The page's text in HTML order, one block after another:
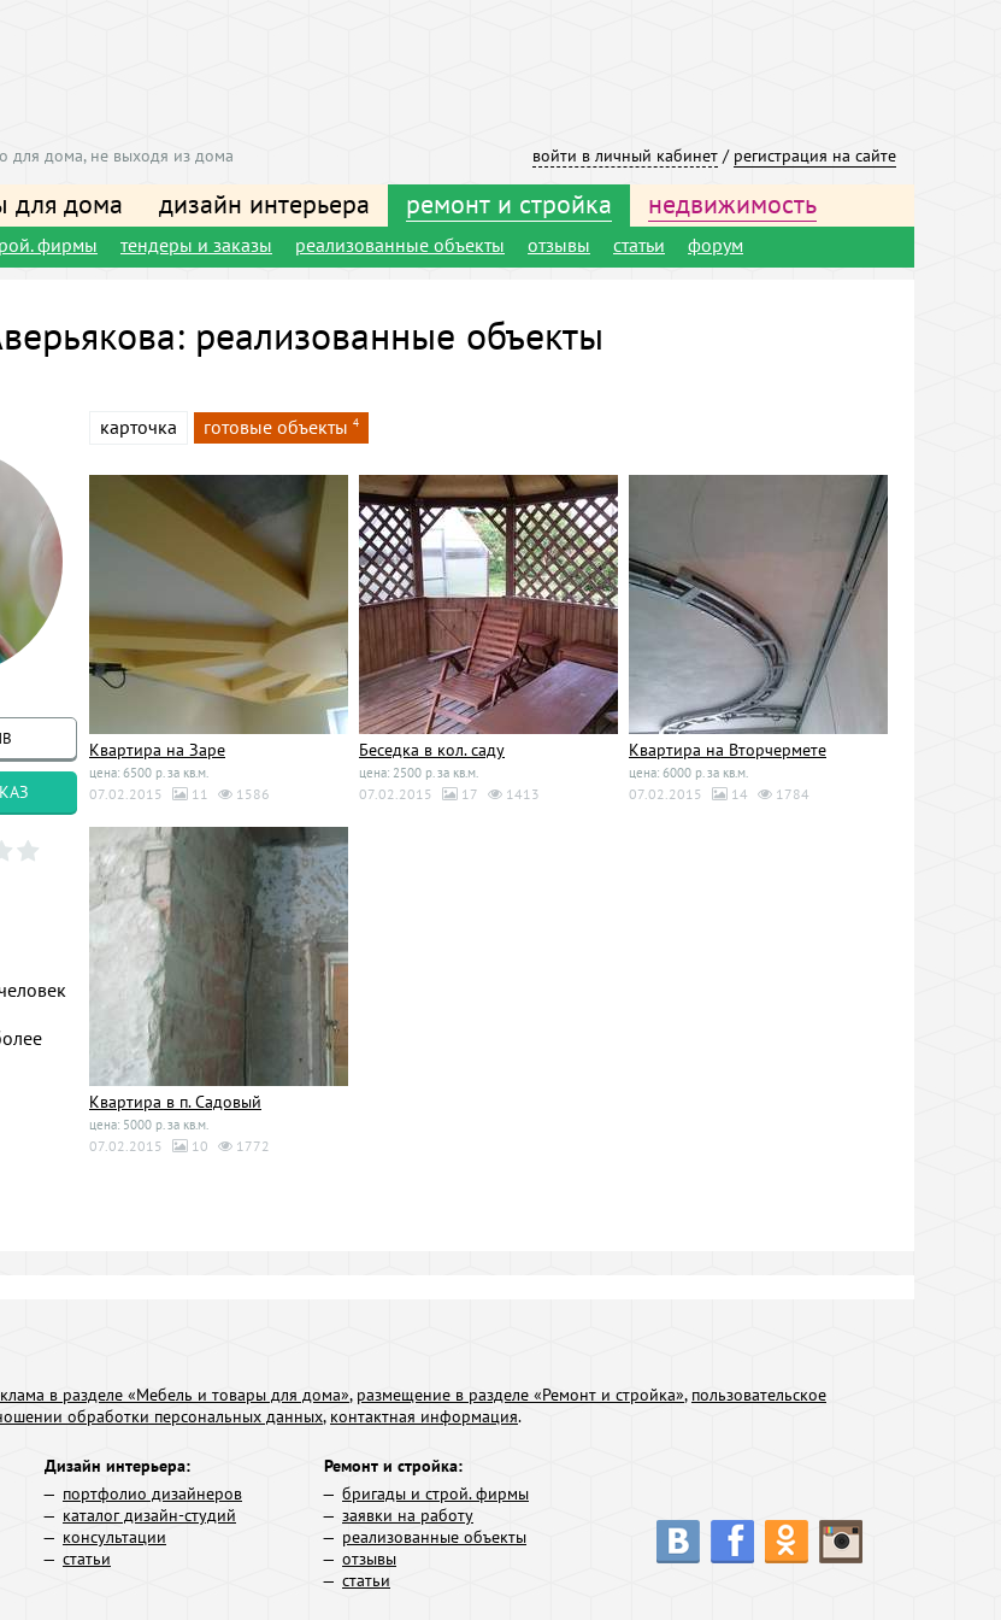
войти в личный кабинет / регистрация на сайте
для дома, не выходя из дома
для дома дизайн интерьера ремонт и стройка недвижимость
фирмы тендеры и заказы реализованные объекты отзывы статьи форум
реализованные объекты
карточка готовые объекты 4
Квартира на Заре
цена: 6500 р. за кв.м.
07.02.2015 11 1586
Беседка в кол. саду
цена: 2500 р. за кв.м.
07.02.2015 17 1413
Квартира на Вторчермете
цена: 6000 р. за кв.м.
07.02.2015 14 1784
Квартира в п. Садовый
цена: 5000 р. за кв.м.
07.02.2015 10 1772
в разделе «Мебель и товары для дома», размещение в разделе «Ремонт и стройка», пользовательское
обработки персональных данных, контактная информация.
Дизайн интерьера:
портфолио дизайнеров
каталог дизайн-студий
консультации
статьи
Ремонт и стройка:
бригады и строй. фирмы
заявки на работу
реализованные объекты
отзывы
статьи